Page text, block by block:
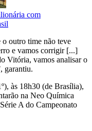
com
outro time não teve
e vamos corrigir [...]
Vitória, vamos analisar o
garantiu.
às 18h30 (de Brasília),
na Neo Química
A do Campeonato